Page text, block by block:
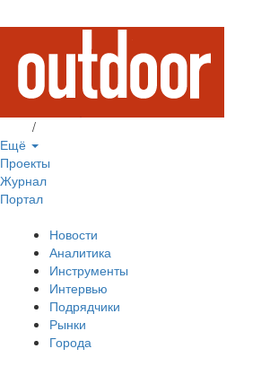
/
Ещё
Проекты
Журнал
Портал
Новости
Аналитика
Инструменты
Интервью
Подрядчики
Рынки
Города